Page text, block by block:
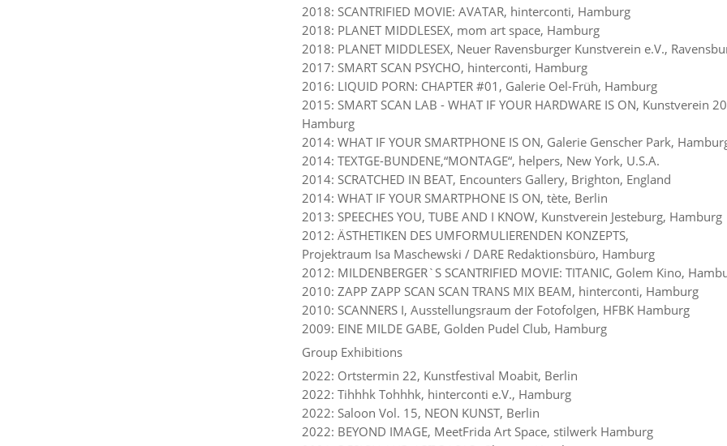
2018: SCANTRIFIED MOVIE: AVATAR, hinterconti, Hamburg
2018: PLANET MIDDLESEX, mom art space, Hamburg
2018: PLANET MIDDLESEX, Neuer Ravensburger Kunstverein e.V.,
2017: SMART SCAN PSYCHO, hinterconti, Hamburg
2016: LIQUID PORN: CHAPTER #01, Galerie Oel-Früh, Hamburg
2015: SMART SCAN LAB - WHAT IF YOUR HARDWARE IS ON, Kunstverein
Hamburg
2014: WHAT IF YOUR SMARTPHONE IS ON, Galerie Genscher Park,
2014: TEXTGE-BUNDENE,“MONTAGE“, helpers, New York, U.S.A.
2014: SCRATCHED IN BEAT, Encounters Gallery, Brighton, England
2014: WHAT IF YOUR SMARTPHONE IS ON, tète, Berlin
2013: SPEECHES YOU, TUBE AND I KNOW, Kunstverein Jesteburg, Hamburg
2012: ÄSTHETIKEN DES UMFORMULIERENDEN KONZEPTS,
Projektraum Isa Maschewski / DARE Redaktionsbüro, Hamburg
2012: MILDENBERGER`S SCANTRIFIED MOVIE: TITANIC, Golem Kino,
2010: ZAPP ZAPP SCAN SCAN TRANS MIX BEAM, hinterconti, Hamburg
2010: SCANNERS I, Ausstellungsraum der Fotofolgen, HFBK Hamburg
2009: EINE MILDE GABE, Golden Pudel Club, Hamburg
Group Exhibitions
2022: Ortstermin 22, Kunstfestival Moabit, Berlin
2022: Tihhhk Tohhhk, hinterconti e.V., Hamburg
2022: Saloon Vol. 15, NEON KUNST, Berlin
2022: BEYOND IMAGE, MeetFrida Art Space, stilwerk Hamburg